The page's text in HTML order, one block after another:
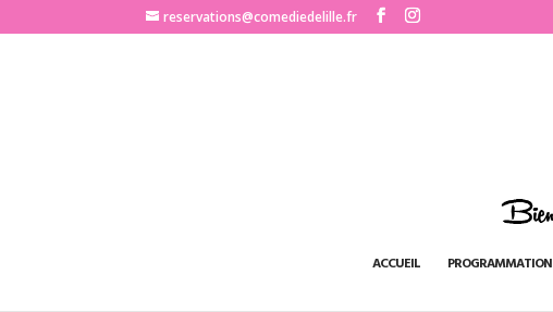
http://www.comediedelille.frreservations@comediedelille.fr
ACCUEIL PROGRAMMATION